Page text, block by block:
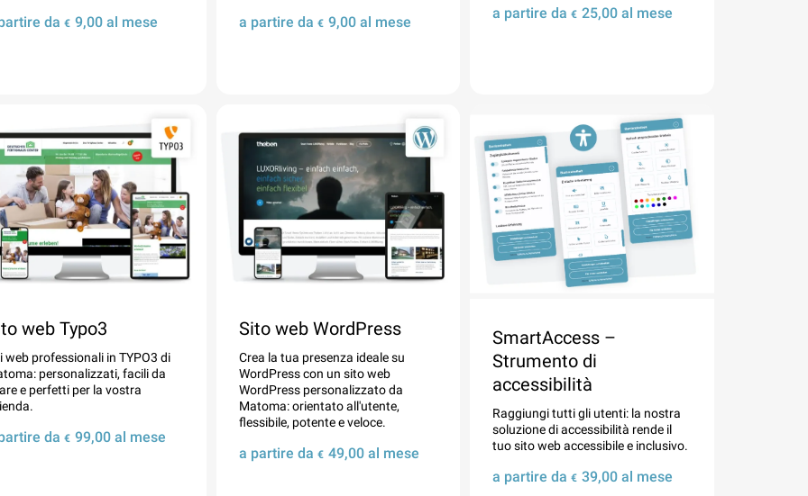
da € 9,00al mese a partire da€ 9,00 al mese
a partire da€ 25,00 al mese
web Typo3
web professionali in TYPO3 di
personalizzati, facili da
e perfetti per la vostra
da € 99,00al mese
Sito web WordPress
Crea la tua presenza ideale su
WordPress con un sito web
WordPress personalizzato da
Matoma: orientato all'utente,
flessibile, potente e veloce.
a partire da€ 49,00 al mese
SmartAccess –
Strumento di
accessibilità
Raggiungi tutti gli utenti: la nostra
soluzione di accessibilità rende il
tuo sito web accessibile e inclusivo.
a partire da€ 39,00 al mese